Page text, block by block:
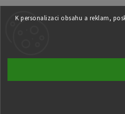
K personalizaci obsahu a reklam,